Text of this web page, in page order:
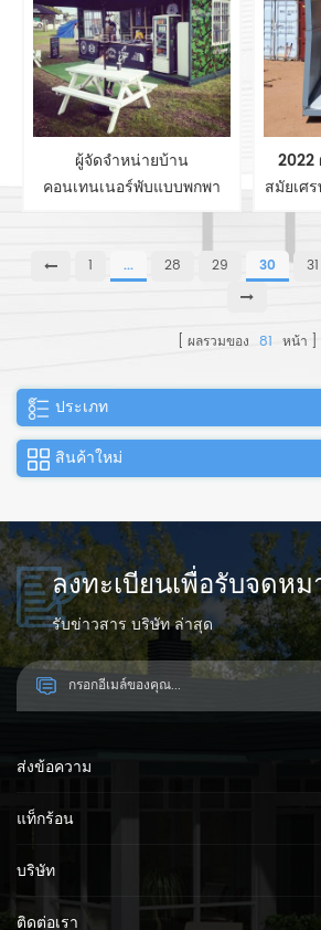
ผู้จัดจำหน่ายบ้าน
คอนเทนเนอร์พับแบบพกพา
คุณภาพสูงของจีนพร้อมสีที่
อนุมัติ
สมัยเศ
แบบพก
1 ... 28 29 30 31
ผลรวมของ 81 หน้า
ประเภท
สินค้าใหม่
ลงทะเบียนเพื่อรับจดหม
รับข่าวสาร บริษัท ล่าสุด
ส่งข้อความ
แท็กร้อน
บริษัท
ติดต่อเรา